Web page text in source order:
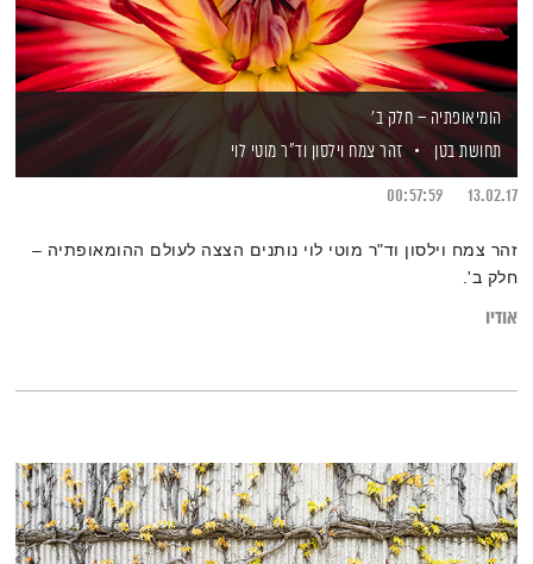
הומיאופתיה – חלק ב'
תחושת בטן
זהר צמח וילסון וד"ר מוטי לוי
13.02.17
00:57:59
זהר צמח וילסון וד"ר מוטי לוי נותנים הצצה לעולם ההומאופתיה –
חלק ב'.
אודיו